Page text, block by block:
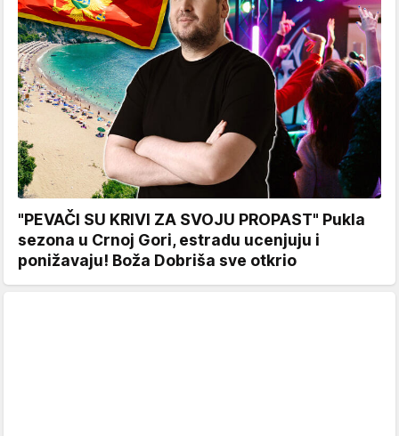
"PEVAČI SU KRIVI ZA SVOJU PROPAST" Pukla
sezona u Crnoj Gori, estradu ucenjuju i
ponižavaju! Boža Dobriša sve otkrio